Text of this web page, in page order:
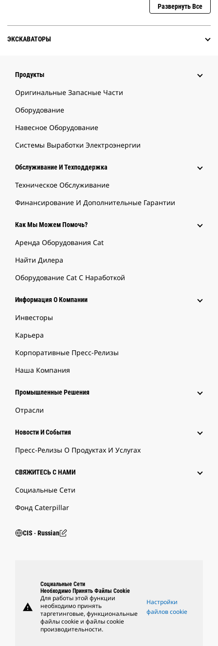
Развернуть Все
ЭКСКАВАТОРЫ
Продукты
Оригинальные Запасные Части
Оборудование
Навесное Оборудование
Системы Выработки Электроэнергии
Обслуживание И Техподдержка
Техническое Обслуживание
Финансирование И Дополнительные Гарантии
Как Мы Можем Помочь?
Аренда Оборудования Cat
Найти Дилера
Оборудование Cat С Наработкой
Информация О Компании
Инвесторы
Карьера
Корпоративные Пресс-Релизы
Наша Компания
Промышленные Решения
Отрасли
Новости И События
Пресс-Релизы О Продуктах И Услугах
СВЯЖИТЕСЬ С НАМИ
Социальные Сети
Фонд Caterpillar
CIS ‧ Russian
warning
Социальные Сети
Необходимо Принять Файлы Cookie
Для работы этой функции
необходимо принять
таргетинговые, функциональные
файлы cookie и файлы cookie
производительности.
Настройки
файлов cookie